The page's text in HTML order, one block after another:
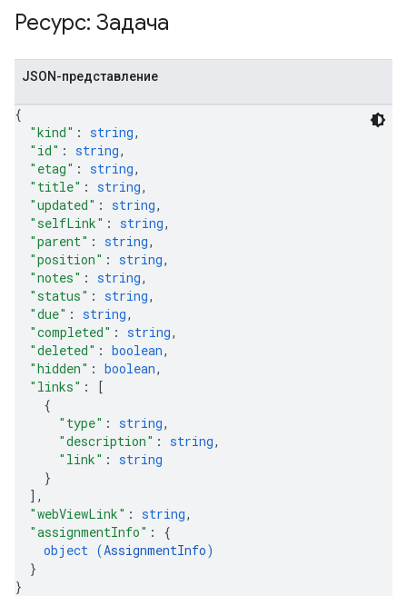
Ресурс: Задача
JSON-представление
{
"kind" : string,
"id" : string,
"etag" : string,
"title" : string,
"updated" : string,
"selfLink" : string,
"parent" : string,
"position" : string,
"notes" : string,
"status" : string,
"due" : string,
"completed" : string,
"deleted" : boolean,
"hidden" : boolean,
"links" :
[
{
"type" : string,
"description" : string,
"link" : string
}
] ,
"webViewLink" : string,
"assignmentInfo" : {
object (AssignmentInfo)
}
}